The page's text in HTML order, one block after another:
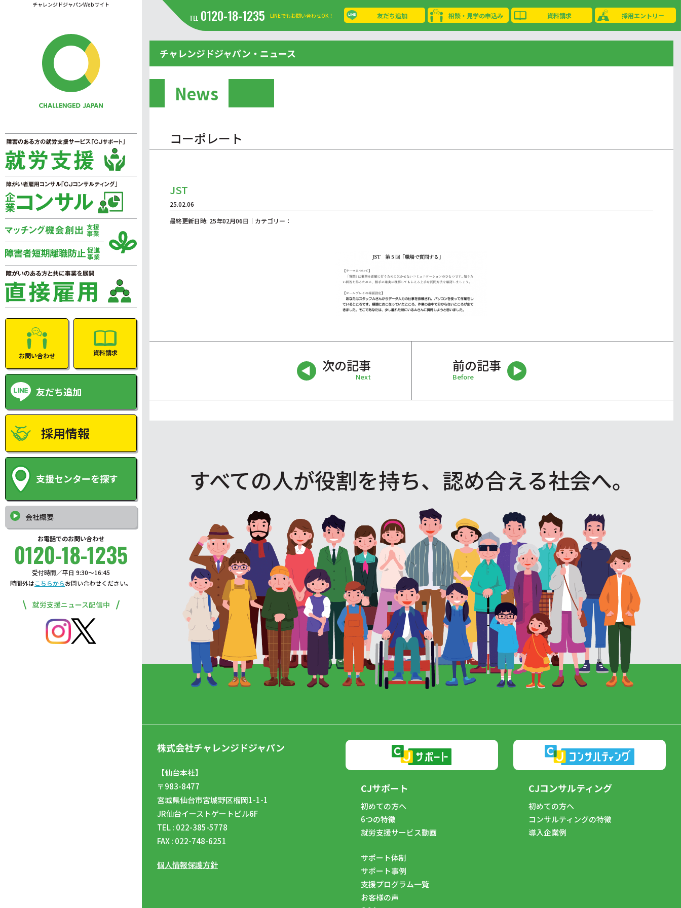
チャレンジドジャパンWebサイト
お問い合わせ 資料請求
友だち追加
採用情報
支援センターを探す
会社概要
お電話でのお問い合わせ
0120-18-1235
受付時間／平日 9:30〜16:45
時間外はこちらからお問い合わせください。
就労支援ニュース配信中
TEL 0120-18-1235 LINEでもお問い合わせOK！ 友だち追加 相談・見学の申込み 資料請求 採用エントリー
チャレンジドジャパン・ニュース
News
コーポレート
JST
25.02.06
最終更新日時: 25年02月06日｜カテゴリー：
次の記事
Next
前の記事
Before
すべての人が役割を持ち、認め合える社会へ。
株式会社チャレンジドジャパン
【仙台本社】
〒983-8477
宮城県仙台市宮城野区榴岡1-1-1
JR仙台イーストゲートビル6F
TEL : 022-385-5778
FAX : 022-748-6251
個人情報保護方針
CJサポート
初めての方へ
6つの特徴
就労支援サービス動画
サポート体制
サポート事例
支援プログラム一覧
お客様の声
CJコンサルティング
初めての方へ
コンサルティングの特徴
導入企業例